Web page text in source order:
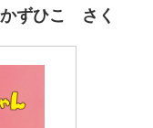
ずひこ さく